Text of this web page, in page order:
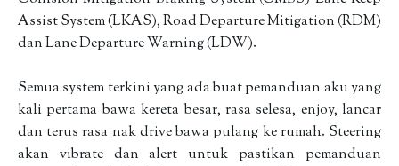
Assist System (LKAS), Road Departure Mitigation (RDM)
dan Lane Departure Warning (LDW).
Semua system terkini yang ada buat pemanduan aku yang
kali pertama bawa kereta besar, rasa selesa, enjoy, lancar
dan terus rasa nak drive bawa pulang ke rumah. Steering
akan vibrate dan alert untuk pastikan pemanduan